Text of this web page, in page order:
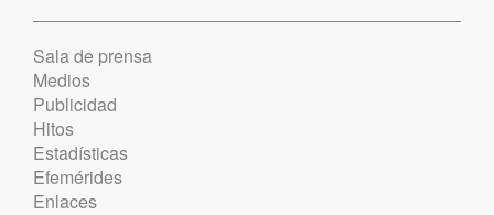
Sala de prensa
Medios
Publicidad
Hitos
Estadísticas
Efemérides
Enlaces